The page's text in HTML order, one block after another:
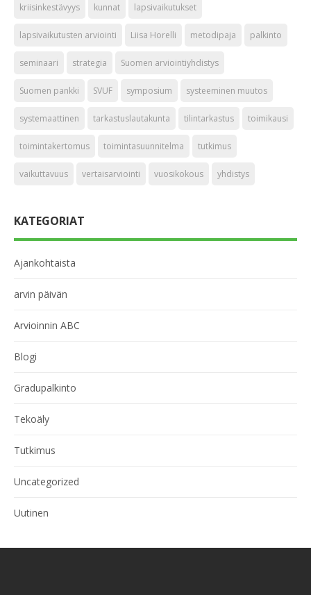
kriisinkestävyys kunnat lapsivaikutukset
lapsivaikutusten arviointi Liisa Horelli metodipaja palkinto
seminaari strategia Suomen arviointiyhdistys
Suomen pankki SVUF symposium systeeminen muutos
systemaattinen tarkastuslautakunta tilintarkastus toimikausi
toimintakertomus toimintasuunnitelma tutkimus
vaikuttavuus vertaisarviointi vuosikokous yhdistys
KATEGORIAT
Ajankohtaista
arvin päivän
Arvioinnin ABC
Blogi
Gradupalkinto
Tekoäly
Tutkimus
Uncategorized
Uutinen